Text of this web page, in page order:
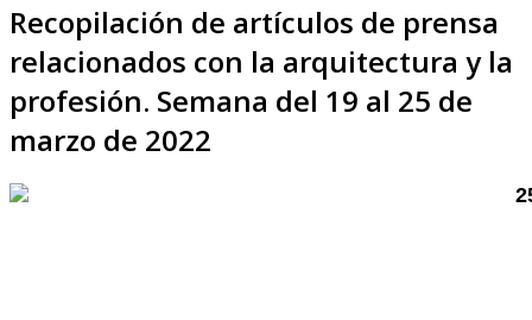
Recopilación de artículos de prensa
relacionados con la arquitectura y la
profesión. Semana del 19 al 25 de
marzo de 2022